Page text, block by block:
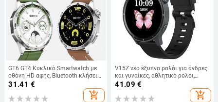
GT6 GT4 Κυκλικό Smartwatch με
οθόνη HD αφής, Bluetooth κλήσεις,
μέτρηση καρδιακού ρυθμού και
31.41 €
add_shopping_cart
V15Z νέο έξυπνο ρολόι για άνδρες
και γυναίκες, αθλητικό ρολόι,
Bluetooth, καρδιακός ρυθμός,
παρακολούθηση αίματος, ύπνος,
ρολόι υγείας
41.09 €
add_shopping_cart